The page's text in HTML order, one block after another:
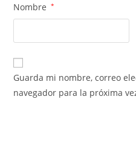
Nombre *
Guarda mi nombre, correo
navegador para la próxima